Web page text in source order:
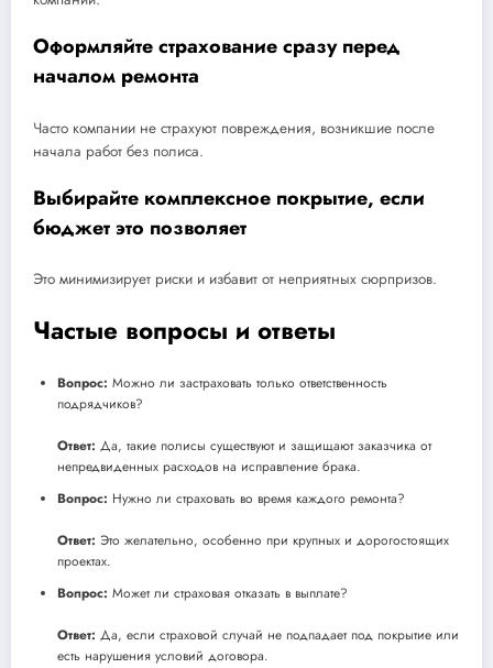
Оформляйте страхование сразу перед
началом ремонта
Часто компании не страхуют повреждения, возникшие после
начала работ без полиса.
Выбирайте комплексное покрытие, если
бюджет это позволяет
Это минимизирует риски и избавит от неприятных сюрпризов.
Частые вопросы и ответы
Вопрос: Можно ли застраховать только ответственность
подрядчиков?
Ответ: Да, такие полисы существуют и защищают заказчика от
непредвиденных расходов на исправление брака.
Вопрос: Нужно ли страховать во время каждого ремонта?
Ответ: Это желательно, особенно при крупных и дорогостоящих
проектах.
Вопрос: Может ли страховая отказать в выплате?
Ответ: Да, если страховой случай не подпадает под покрытие или
есть нарушения условий договора.